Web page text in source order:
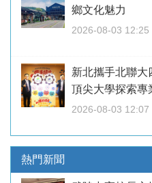
鄉文化魅力
2026-08-03 12:25
新北攜手北聯
頂尖大學探索專
2026-08-03 12:07
熱門新聞